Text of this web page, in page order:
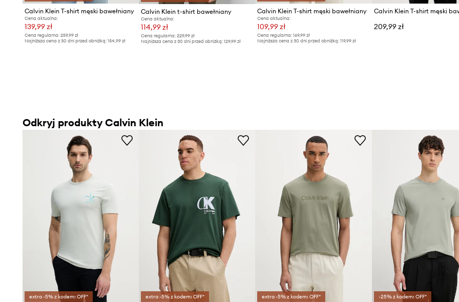
Calvin Klein T-shirt męski bawełniany
Cena aktualna:
139,99 zł
Cena regularna: 259,99 zł
Najniższa cena z 30 dni przed obniżką: 154,99 zł
Calvin Klein t-shirt bawełniany
Cena aktualna:
114,99 zł
Cena regularna:229,99 zł
Najniższa cena z 30 dni przed obniżką:129,99 zł
Calvin Klein T-shirt męski bawełniany
Cena aktualna:
109,99 zł
Cena regularna: 169,99 zł
Najniższa cena z 30 dni przed obniżką: 119,99 zł
Calvin Klein T-shirt męski
209,99 zł
Odkryj produkty Calvin Klein
extra -5% z kodem: OFF* extra -5% z kodem: OFF* extra -5% z kodem: OFF* -25% z kodem: OFF*